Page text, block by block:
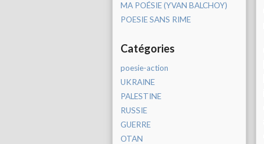
MA POÉSIE (YVAN BALCHOY)
POESIE SANS RIME
Catégories
poesie-action
UKRAINE
PALESTINE
RUSSIE
GUERRE
OTAN